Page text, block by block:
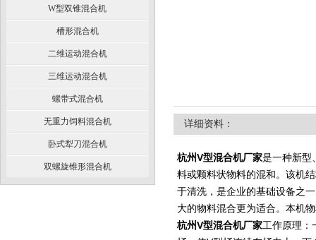
W型双锥混合机
槽形混合机
二维运动混合机
三维运动混合机
螺带式混合机
无重力饲料混合机
卧式犁刀混合机
双螺旋锥形混合机
详细资料：
杭州V型混合机厂家是一种新型
料或颗料状物料的混和。该机
于清洗，是企业的基础设备之
大的物料混合更为适合。本机
杭州V型混合机厂家工作原理：